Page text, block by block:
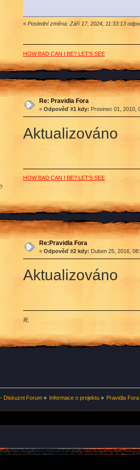
« Poslední změna: Září 17, 2024, 11:33:13
HOW BAD CAN I BE? LET'S SEE
Re: Pravidla Fora
« Odpověď #1 kdy: Prosinec 01, 2010,
Aktualizováno
HOW BAD CAN I BE? LET'S SEE
Re:Pravidla Fora
« Odpověď #2 kdy: Duben 25, 2016,
Aktualizováno
死
Diskuzni Forum» Informace o projektu» Pravidla Fora